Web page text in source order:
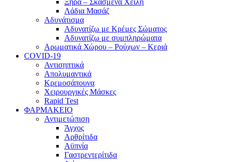
Ξηρά – Σκασμένα Χείλη
Λάδια Μασάζ
Αδυνάτισμα
Αδυνατίζω με Κρέμες Σώματος
Αδυνατίζω με συμπληρώματα
Αρωματικά Χώρου – Ρούχων – Κεριά
COVID-19
Αντισηπτικά
Απολυμαντικά
Κρεμοσάπουνα
Χειρουργικές Μάσκες
Rapid Test
ΦΑΡΜΑΚΕΙΟ
Αντιμετώπιση
Άγχος
Αρθρίτιδα
Αϋπνία
Γαστρεντερίτιδα